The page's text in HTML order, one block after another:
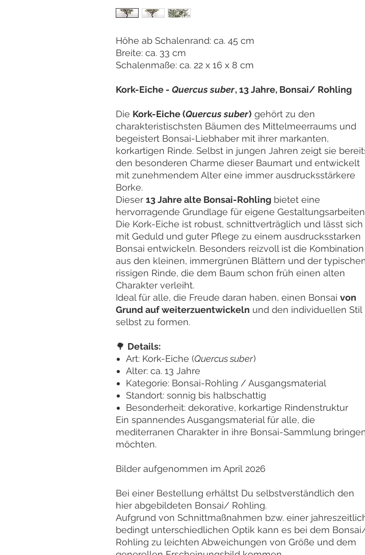
Höhe ab Schalenrand: ca. 45 cm
Breite: ca. 33 cm
Schalenmaße: ca. 22 x 16 x 8 cm
Kork-Eiche - Quercus suber, 13 Jahre, Bonsai/ Rohling
Die Kork-Eiche (Quercus suber) gehört zu den
charakteristischsten Bäumen des Mittelmeerraums und
begeistert Bonsai-Liebhaber mit ihrer markanten,
korkartigen Rinde. Selbst in jungen Jahren zeigt sie
den besonderen Charme dieser Baumart und entwickelt
mit zunehmendem Alter eine immer ausdrucksstärkere
Borke.
Dieser 13 Jahre alte Bonsai-Rohling bietet eine
hervorragende Grundlage für eigene
Die Kork-Eiche ist robust, schnittverträglich und lässt sich
mit Geduld und guter Pflege zu einem ausdrucksstarken
Bonsai entwickeln. Besonders reizvoll ist die Kombination
aus den kleinen, immergrünen Blättern und der
rissigen Rinde, die dem Baum schon früh einen alten
Charakter verleiht.
Ideal für alle, die Freude daran haben, einen Bonsai von
Grund auf weiterzuentwickeln und den individuellen Stil
selbst zu formen.
🌳 Details:
Art: Kork-Eiche (Quercus suber)
Alter: ca. 13 Jahre
Kategorie: Bonsai-Rohling / Ausgangsmaterial
Standort: sonnig bis halbschattig
Besonderheit: dekorative, korkartige Rindenstruktur
Ein spannendes Ausgangsmaterial für alle, die
mediterranen Charakter in ihre Bonsai-Sammlung
möchten.
Bilder aufgenommen im April 2026
Bei einer Bestellung erhältst Du selbstverständlich den
hier abgebildeten Bonsai/ Rohling.
Aufgrund von Schnittmaßnahmen bzw. einer
bedingt unterschiedlichen Optik kann es bei dem
Rohling zu leichten Abweichungen von Größe und dem